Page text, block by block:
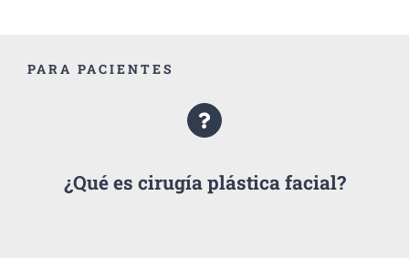
PARA PACIENTES
¿Qué es cirugía plástica facial?